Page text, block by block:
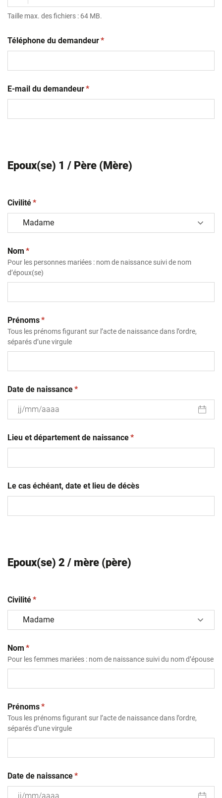
Taille max. des fichiers : 64 MB.
Téléphone du demandeur(obligatoire)
*
E-mail du demandeur(obligatoire)
*
Epoux(se) 1 / Père (Mère)
Civilité(obligatoire)
*
Nom (obligatoire)
*
Pour les personnes mariées : nom de naissance suivi de nom
d’époux(se)
Prénoms(obligatoire)
*
Tous les prénoms figurant sur l’acte de naissance dans l’ordre,
séparés d’une virgule
Date de naissance(obligatoire)
*
slash
MM
Lieu et département de naissance(obligatoire)
*
Le cas échéant, date et lieu de décès
Epoux(se) 2 / mère (père)
Civilité(obligatoire)
*
Nom (obligatoire)
*
Pour les femmes mariées : nom de naissance suivi du nom d’épouse
Prénoms(obligatoire)
*
Tous les prénoms figurant sur l’acte de naissance dans l’ordre,
séparés d’une virgule
Date de naissance(obligatoire)
*